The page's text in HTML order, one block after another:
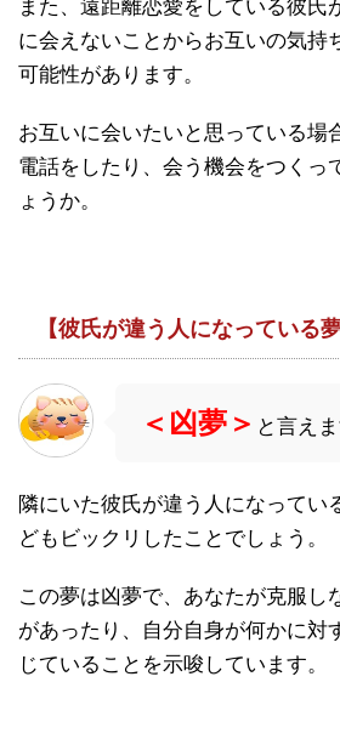
また、遠距離恋愛をしている彼氏
に会えないことからお互いの気持
可能性があります。
お互いに会いたいと思っている場
電話をしたり、会う機会をつくっ
ょうか。
【彼氏が違う人になっている夢
＜凶夢＞ と言えま
隣にいた彼氏が違う人になってい
どもビックリしたことでしょう。
この夢は凶夢で、あなたが克服し
があったり、自分自身が何かに対
じていることを示唆しています。